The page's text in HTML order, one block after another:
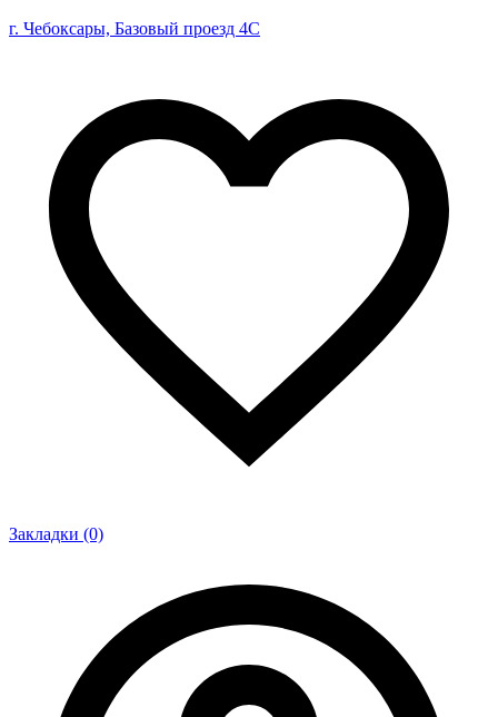
г. Чебоксары, Базовый проезд 4С
Закладки (0)